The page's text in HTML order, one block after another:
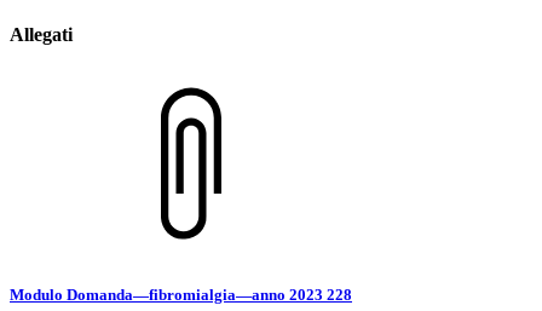
Allegati
Modulo Domanda—fibromialgia—anno 2023 228